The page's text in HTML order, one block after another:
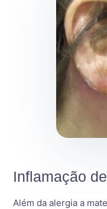
Inflamação
Além da alergia a